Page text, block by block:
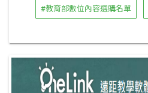
#教育部數位內容選購名單